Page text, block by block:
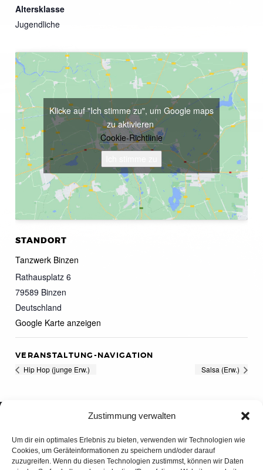
Zustimmung verwalten
Um dir ein optimales Erlebnis zu bieten, verwenden wir Technologien wie
Cookies, um Geräteinformationen zu speichern und/oder darauf
zuzugreifen. Wenn du diesen Technologien zustimmst, können wir Daten
Altersklasse
Jugendliche
STANDORT
Tanzwerk Binzen
Rathausplatz 6
79589 Binzen
Deutschland
Google Karte anzeigen
Klicke auf "Ich stimme zu", um Google maps
zu aktivieren
Cookie-Richtlinie
VERANSTALTUNG-NAVIGATION
Hip Hop (junge Erw.) Salsa (Erw.)